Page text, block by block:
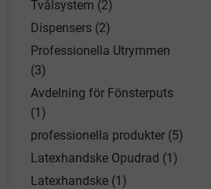
Tvålsystem (2)
Dispensers (2)
Professionella Utrymmen
(3)
Avdelning för Fönsterputs
(1)
professionella produkter (5)
Latexhandske Opudrad (1)
Latexhandske (1)